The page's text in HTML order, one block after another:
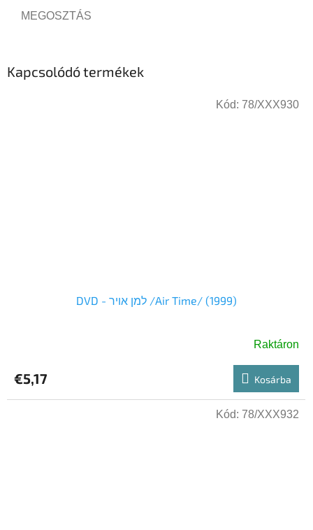
MEGOSZTÁS
Kapcsolódó termékek
DVD - למן אויר /Air Time/ (1999)
Raktáron
€5,17 Kosárba
Kód: 78/XXX930
Kód: 78/XXX932